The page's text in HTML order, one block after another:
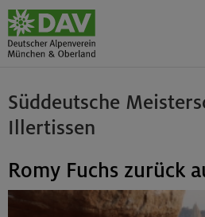
Süddeutsche
Illertissen
Romy Fuchs zurück